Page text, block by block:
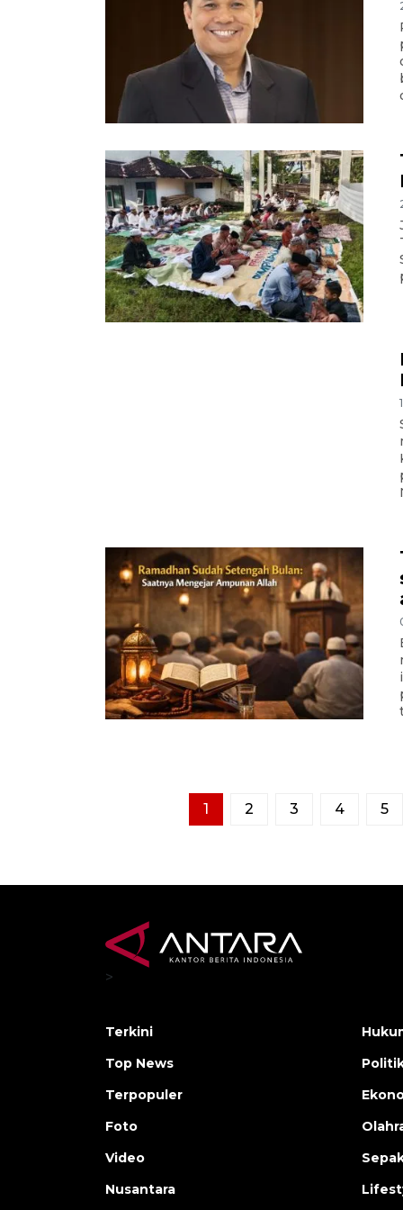
1 2 3 4 5
>
Terkini
Top News
Terpopuler
Foto
Video
Nusantara